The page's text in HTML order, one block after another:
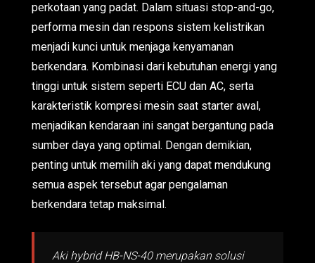
perkotaan yang padat. Dalam situasi stop-and-go,
performa mesin dan respons sistem kelistrikan
menjadi kunci untuk menjaga kenyamanan
berkendara. Kombinasi dari kebutuhan energi yang
tinggi untuk sistem seperti ECU dan AC, serta
karakteristik kompresi mesin saat starter awal,
menjadikan kendaraan ini sangat bergantung pada
sumber daya yang optimal. Dengan demikian,
penting untuk memilih aki yang dapat mendukung
semua aspek tersebut agar pengalaman
berkendara tetap maksimal.
Aki hybrid HB-NS-40 merupakan solusi